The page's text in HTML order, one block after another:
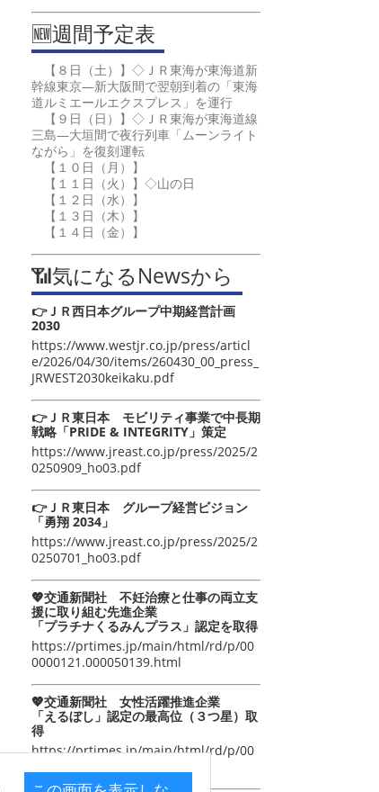
🆕週間予定表
【８日（土）】◇ＪＲ東海が東海道新
幹線東京―新大阪間で翌朝到着の「東海
道ルミエールエクスプレス」を運行
【９日（日）】◇ＪＲ東海が東海道線
三島―大垣間で夜行列車「ムーンライト
ながら」を復刻運転
【１０日（月）】
【１１日（火）】◇山の日
【１２日（水）】
【１３日（木）】
【１４日（金）】
📶気になるNewsから
👉ＪＲ西日本グループ中期経営計画
2030
https://www.westjr.co.jp/press/articl
e/2026/04/30/items/260430_00_press_
JRWEST2030keikaku.pdf
👉ＪＲ東日本 モビリティ事業で中長期
戦略「PRIDE & INTEGRITY」策定
https://www.jreast.co.jp/press/2025/2
0250909_ho03.pdf
👉ＪＲ東日本 グループ経営ビジョン
「勇翔 2034」
https://www.jreast.co.jp/press/2025/2
0250701_ho03.pdf
💖交通新聞社 不妊治療と仕事の両立支
援に取り組む先進企業
「プラチナくるみんプラス」認定を取得
https://prtimes.jp/main/html/rd/p/00
0000121.000050139.html
💖交通新聞社 女性活躍推進企業
「えるぼし」認定の最高位（３つ星）取
得
https://prtimes.jp/main/html/rd/p/00